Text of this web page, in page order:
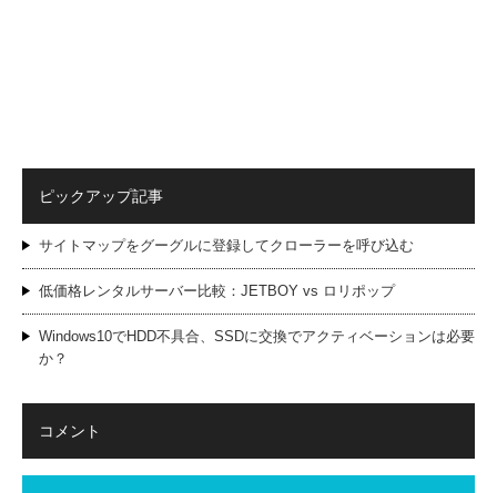
ピックアップ記事
サイトマップをグーグルに登録してクローラーを呼び込む
低価格レンタルサーバー比較：JETBOY vs ロリポップ
Windows10でHDD不具合、SSDに交換でアクティベーションは必要
か？
コメント